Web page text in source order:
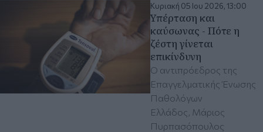
Κυριακή 05 Ιου 2026, 13:00
Υπέρταση και
καύσωνας - Πότε η
ζέστη γίνεται
επικίνδυνη
Ο αντιπρόεδρος της
Επαγγελματικής Ένωσης
Παθολόγων
Ελλάδος, Μάριος
Πυρπασόπουλος